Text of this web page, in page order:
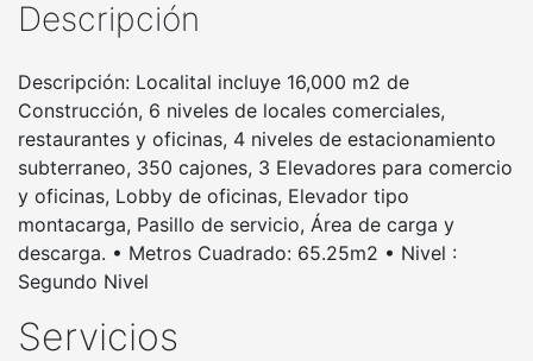
Descripción
Descripción: Localital incluye 16,000 m2 de
Construcción, 6 niveles de locales comerciales,
restaurantes y oficinas, 4 niveles de estacionamiento
subterraneo, 350 cajones, 3 Elevadores para comercio
y oficinas, Lobby de oficinas, Elevador tipo
montacarga, Pasillo de servicio, Área de carga y
descarga. • Metros Cuadrado: 65.25m2 • Nivel :
Segundo Nivel
Servicios